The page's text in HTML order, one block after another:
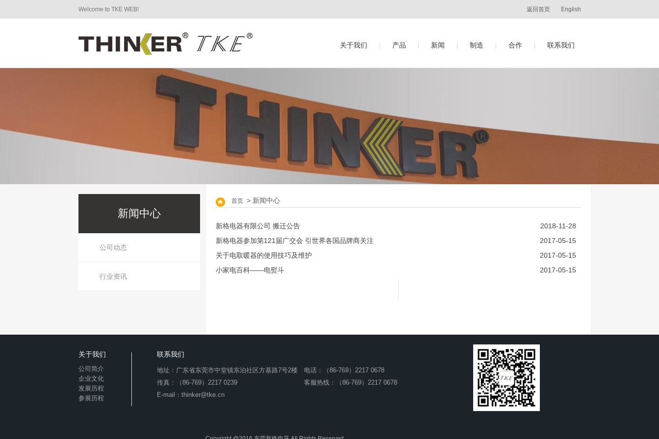
Welcome to TKE WEB! 返回首页 English
关于我们 产品 新闻 制造 合作 联系我们
新闻中心
公司动态
行业资讯
首页 > 新闻中心
新格电器有限公司 搬迁公告
2018-11-28
新格电器参加第121届广交会 引世界各国品牌商关注
2017-05-15
关于电取暖器的使用技巧及维护
2017-05-15
小家电百科——电熨斗
2017-05-15
关于我们
公司简介
企业文化
发展历程
参展历程
联系我们
地址：广东省东莞市中堂镇东泊社区方基路7号2楼
电话：（86-769）2217 0678
传真：（86-769）2217 0239
客服热线：（86-769）2217 0678
E-mail：thinker@tke.cn